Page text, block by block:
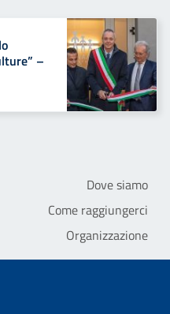
–
Dove siamo
Come raggiungerci
Organizzazione